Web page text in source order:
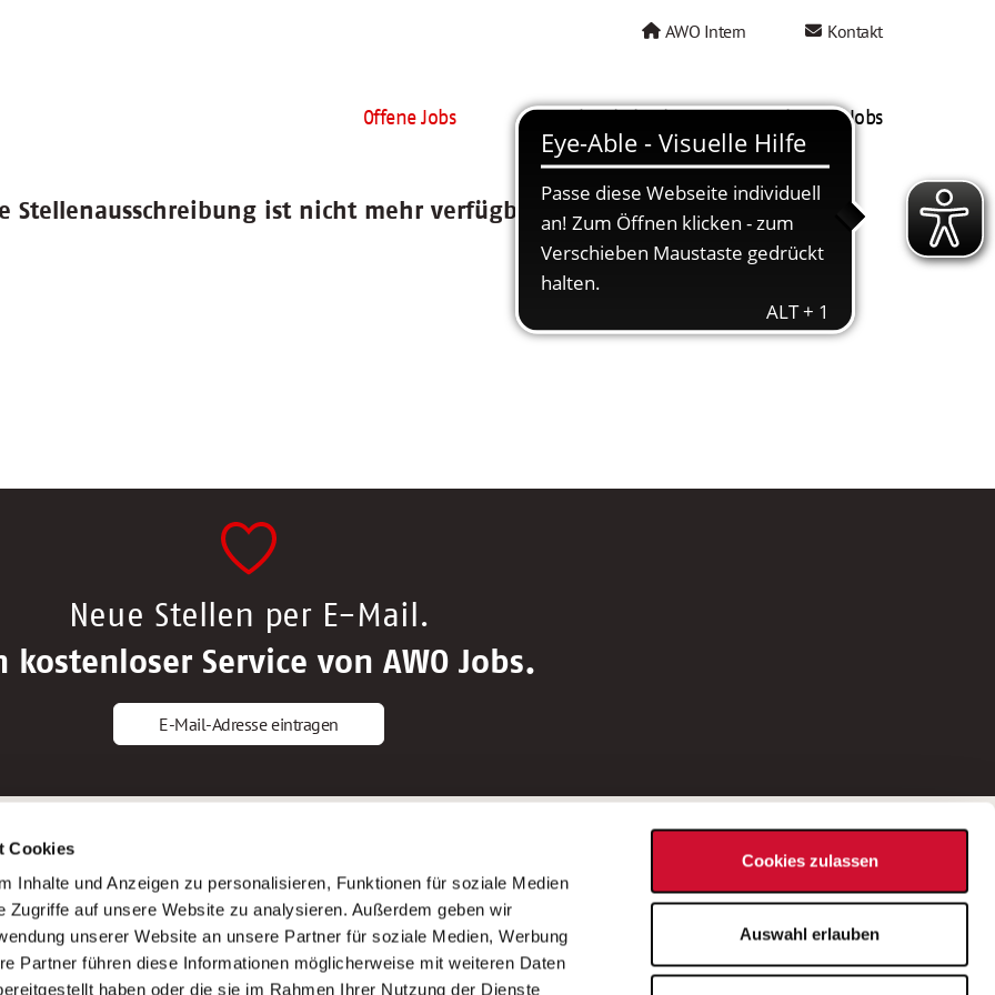
Cookies
Inhalte und Anzeigen zu personalisieren, Funktionen für soziale Medien
Zugriffe auf unsere Website zu analysieren. Außerdem geben wir
unserer Website an unsere Partner für soziale Medien, Werbung
Partner führen diese Informationen möglicherweise mit weiteren Daten
haben oder die sie im Rahmen Ihrer Nutzung der Dienste
Cookies zulassen
Auswahl erlauben
AWO Intern Kontakt
Offene Jobs AWO als Arbeitgeber Mein AWO Jobs
Stellenausschreibung ist nicht mehr verfügbar.
Neue Stellen per E-Mail.
kostenloser Service von AWO Jobs.
E-Mail-Adresse eintragen
Altenpfleger*in
Krankenpfleger*in
Altenpflegehelfer*in
Erzieher*in
AWO Gliederungen nach Bundesland
Stellenangebote nach Bundesländern
Sitemap
Impressum
Datenschutz
Bei Fragen zu einer Stellenausschreibung
wenden Sie sich bitte an die*den in der
Stellenausschreibung genannte*n